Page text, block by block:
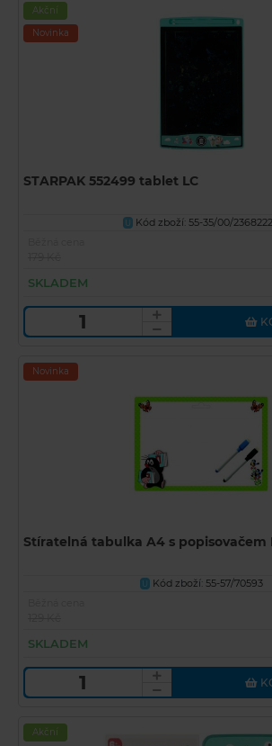
Akční
Novinka
STARPAK 552499 tablet LC
U
Kód zboží: 55-35/00/
SKLADEM
Novinka
Stíratelná tabulka A4 s popisovačem
U Kód zboží: 55-57/70593
SKLADEM
Akční